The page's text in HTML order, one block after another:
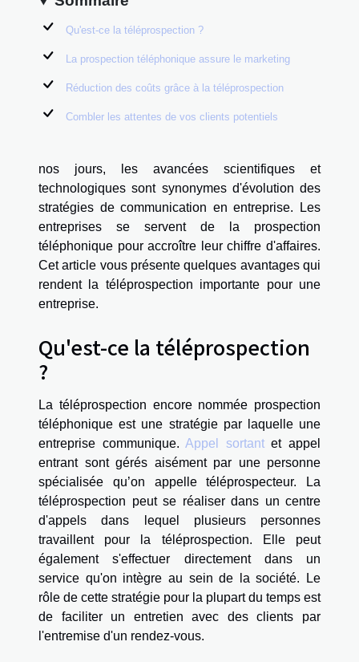
Qu'est-ce la téléprospection ?
La prospection téléphonique assure le marketing
Réduction des coûts grâce à la téléprospection
Combler les attentes de vos clients potentiels
nos jours, les avancées scientifiques et
technologiques sont synonymes d'évolution des
stratégies de communication en entreprise. Les
entreprises se servent de la prospection
téléphonique pour accroître leur chiffre d'affaires.
Cet article vous présente quelques avantages qui
rendent la téléprospection importante pour une
entreprise.
Qu'est-ce la téléprospection
?
La téléprospection encore nommée prospection
téléphonique est une stratégie par laquelle une
entreprise communique.Appel sortantet appel
entrant sont gérés aisément par une personne
spécialisée qu’on appelle téléprospecteur. La
téléprospection peut se réaliser dans un centre
d'appels dans lequel plusieurs personnes
travaillent pour la téléprospection. Elle peut
également s'effectuer directement dans un
service qu'on intègre au sein de la société. Le
rôle de cette stratégie pour la plupart du temps est
de faciliter un entretien avec des clients par
l'entremise d'un rendez-vous.